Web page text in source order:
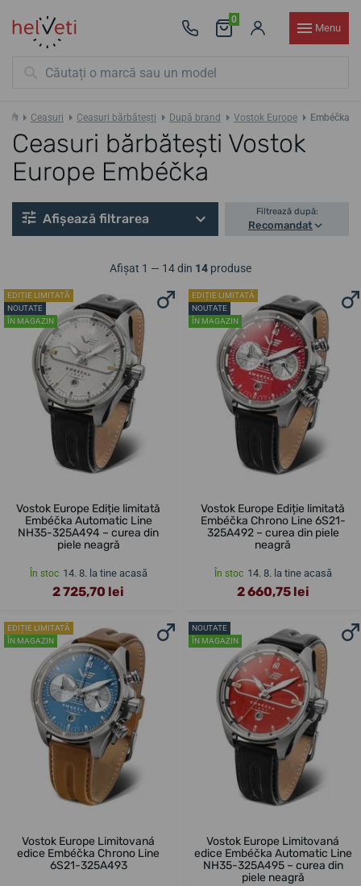
0
Menu
Ceasuri Ceasuri bărbătești După brand Vostok Europe Embéčka
Ceasuri bărbătești Vostok
Europe Embéčka
Afișează filtrarea Filtrează după:
Recomandat
Afișat 1 — 14 din 14 produse
EDIȚIE LIMITATĂ
NOUTATE
ÎN MAGAZIN
Vostok Europe Ediție limitată
Embéčka Automatic Line
NH35-325A494 – curea din
piele neagră
În stoc 14. 8. la tine acasă
2 725,70 lei
EDIȚIE LIMITATĂ
NOUTATE
ÎN MAGAZIN
Vostok Europe Ediție limitată
Embéčka Chrono Line 6S21-
325A492 – curea din piele
neagră
În stoc 14. 8. la tine acasă
2 660,75 lei
EDIȚIE LIMITATĂ
ÎN MAGAZIN
Vostok Europe Limitovaná
edice Embéčka Chrono Line
6S21-325A493
NOUTATE
ÎN MAGAZIN
Vostok Europe Limitovaná
edice Embéčka Automatic Line
NH35-325A495 – curea din
piele neagră